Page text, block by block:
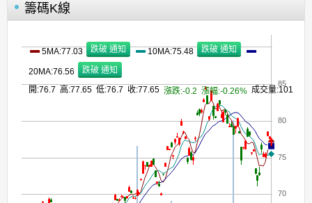
籌碼K線
70
75
80
85
5MA:77.03 10MA:75.48
20MA:76.56
開:76.7 高:77.65 低:76.7 收:77.65 漲跌:-0.2 漲幅:-0.26% 成交量:101